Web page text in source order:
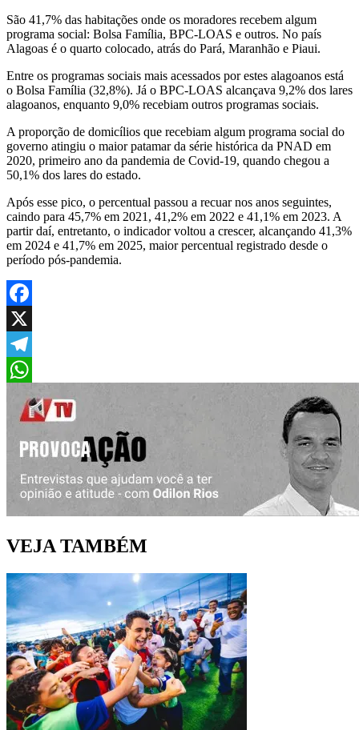
São 41,7% das habitações onde os moradores recebem algum
programa social: Bolsa Família, BPC-LOAS e outros. No país
Alagoas é o quarto colocado, atrás do Pará, Maranhão e Piaui.
Entre os programas sociais mais acessados por estes alagoanos está
o Bolsa Família (32,8%). Já o BPC-LOAS alcançava 9,2% dos lares
alagoanos, enquanto 9,0% recebiam outros programas sociais.
A proporção de domicílios que recebiam algum programa social do
governo atingiu o maior patamar da série histórica da PNAD em
2020, primeiro ano da pandemia de Covid-19, quando chegou a
50,1% dos lares do estado.
Após esse pico, o percentual passou a recuar nos anos seguintes,
caindo para 45,7% em 2021, 41,2% em 2022 e 41,1% em 2023. A
partir daí, entretanto, o indicador voltou a crescer, alcançando 41,3%
em 2024 e 41,7% em 2025, maior percentual registrado desde o
período pós-pandemia.
Facebook
X
Telegram
WhatsApp
VEJA TAMBÉM